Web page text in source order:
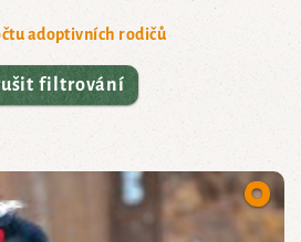
adoptivních rodičů
filtrování